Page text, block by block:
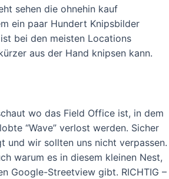
sehen die ohnehin kauf
ein paar Hundert Knipsbilder
bei den meisten Locations
aus der Hand knipsen kann.
wo das Field Office ist, in dem
“Wave” verlost werden. Sicher
und wir sollten uns nicht verpassen.
warum es in diesem kleinen Nest,
Google-Streetview gibt. RICHTIG –